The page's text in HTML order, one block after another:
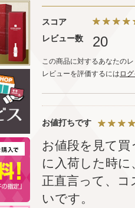
スコア
レビュー数
20
この商品に対するあなたの
レビューを評価するには ロ
お値打ちです
お値段を見て
に入荷した時
正直言って、
いです。